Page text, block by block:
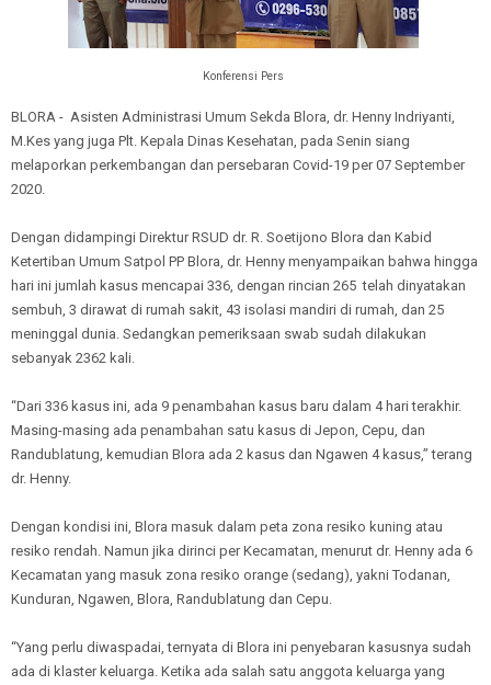
Konferensi Pers
BLORA - Asisten Administrasi Umum Sekda Blora, dr. Henny Indriyanti,
M.Kes yang juga Plt. Kepala Dinas Kesehatan, pada Senin siang
melaporkan perkembangan dan persebaran Covid-19 per 07 September
2020.
Dengan didampingi Direktur RSUD dr. R. Soetijono Blora dan Kabid
Ketertiban Umum Satpol PP Blora, dr. Henny menyampaikan bahwa hingga
hari ini jumlah kasus mencapai 336, dengan rincian 265 telah dinyatakan
sembuh, 3 dirawat di rumah sakit, 43 isolasi mandiri di rumah, dan 25
meninggal dunia. Sedangkan pemeriksaan swab sudah dilakukan
sebanyak 2362 kali.
“Dari 336 kasus ini, ada 9 penambahan kasus baru dalam 4 hari terakhir.
Masing-masing ada penambahan satu kasus di Jepon, Cepu, dan
Randublatung, kemudian Blora ada 2 kasus dan Ngawen 4 kasus,” terang
dr. Henny.
Dengan kondisi ini, Blora masuk dalam peta zona resiko kuning atau
resiko rendah. Namun jika dirinci per Kecamatan, menurut dr. Henny ada 6
Kecamatan yang masuk zona resiko orange (sedang), yakni Todanan,
Kunduran, Ngawen, Blora, Randublatung dan Cepu.
“Yang perlu diwaspadai, ternyata di Blora ini penyebaran kasusnya sudah
ada di klaster keluarga. Ketika ada salah satu anggota keluarga yang